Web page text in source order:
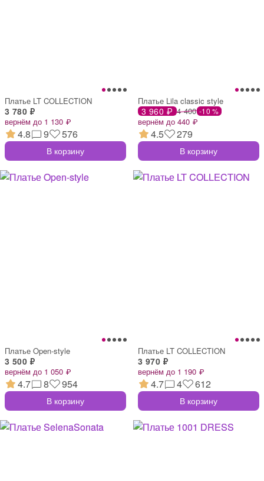
Платье LT COLLECTION
3 780 ₽
вернём до 1 130 ₽
4.8 9 576
В корзину
Платье Lila classic style
3 960 ₽ 4 400 -10 %
вернём до 440 ₽
4.5 279
В корзину
Платье Open-style
3 500 ₽
вернём до 1 050 ₽
4.7 8 954
В корзину
Платье LT COLLECTION
3 970 ₽
вернём до 1 190 ₽
4.7 4 612
В корзину